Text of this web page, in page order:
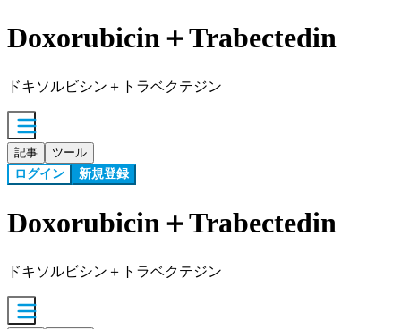
Doxorubicin＋Trabectedin
ドキソルビシン＋トラベクテジン
記事 ツール
ログイン 新規登録
Doxorubicin＋Trabectedin
ドキソルビシン＋トラベクテジン